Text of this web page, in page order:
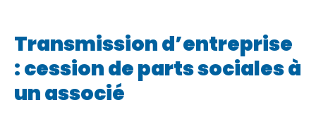
Transmission d’entreprise
: cession de parts sociales à
un associé